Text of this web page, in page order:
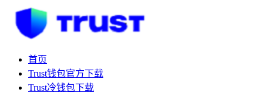
首页
Trust钱包官方下载
Trust冷钱包下载